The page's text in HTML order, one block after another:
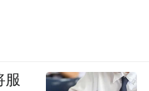
服